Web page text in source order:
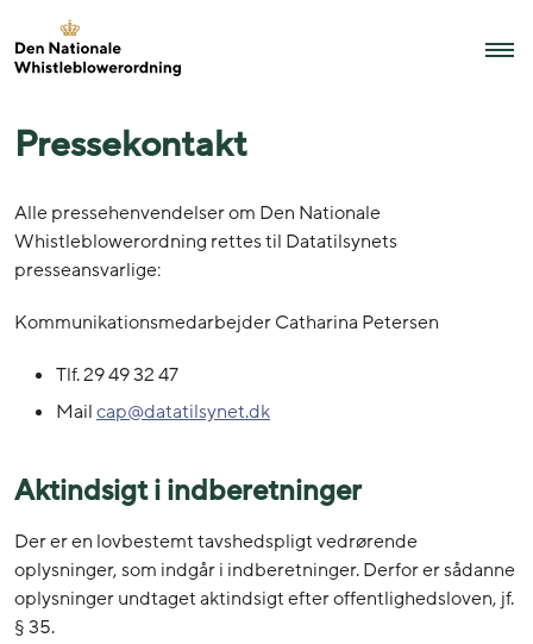
Pressekontakt
Alle pressehenvendelser om Den Nationale
Whistleblowerordning rettes til Datatilsynets
presseansvarlige:
Kommunikationsmedarbejder Catharina Petersen
Tlf. 29 49 32 47
Mailcap@datatilsynet.dk
Aktindsigt i indberetninger
Der er en lovbestemt tavshedspligt vedrørende
oplysninger, som indgår i indberetninger. Derfor er sådanne
oplysninger undtaget aktindsigt efter offentlighedsloven, jf.
§ 35.